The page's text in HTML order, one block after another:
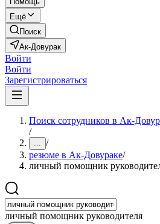
Ещё
Поиск
Ак-Довурак
Войти
Войти
Зарегистрироваться
Поиск сотрудников в Ак-
/
... /
резюме в Ак-Довураке/
личный помощник
личный помощник руководителя